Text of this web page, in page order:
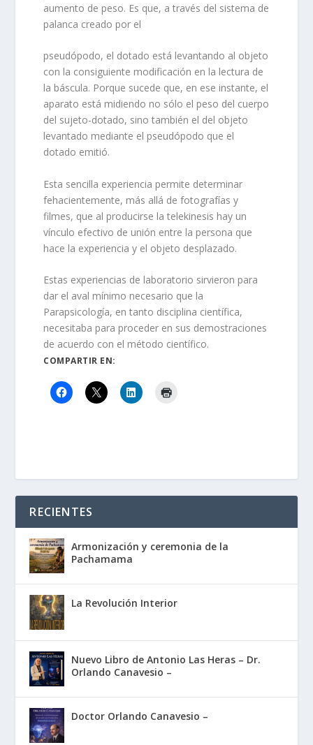
aumento de peso. Es que, a través del sistema de
palanca creado por el
pseudópodo, el dotado está levantando al objeto
con la consiguiente modificación en la lectura de
la báscula. Porque sucede que, en ese instante, el
aparato está midiendo no sólo el peso del cuerpo
del sujeto-dotado, sino también el del objeto
levantado mediante el pseudópodo que el
dotado emitió.
Esta sencilla experiencia permite determinar
fehacientemente, más allá de fotografías y
filmes, que al producirse la telekinesis hay un
vínculo efectivo de unión entre la persona que
hace la experiencia y el objeto desplazado.
Estas experiencias de laboratorio sirvieron para
dar el aval mínimo necesario que la
Parapsicología, en tanto disciplina científica,
necesitaba para proceder en sus demostraciones
de acuerdo con el método científico.
COMPARTIR EN:
RECIENTES
Armonización y ceremonia de la
Pachamama
La Revolución Interior
Nuevo Libro de Antonio Las Heras – Dr.
Orlando Canavesio –
Doctor Orlando Canavesio –